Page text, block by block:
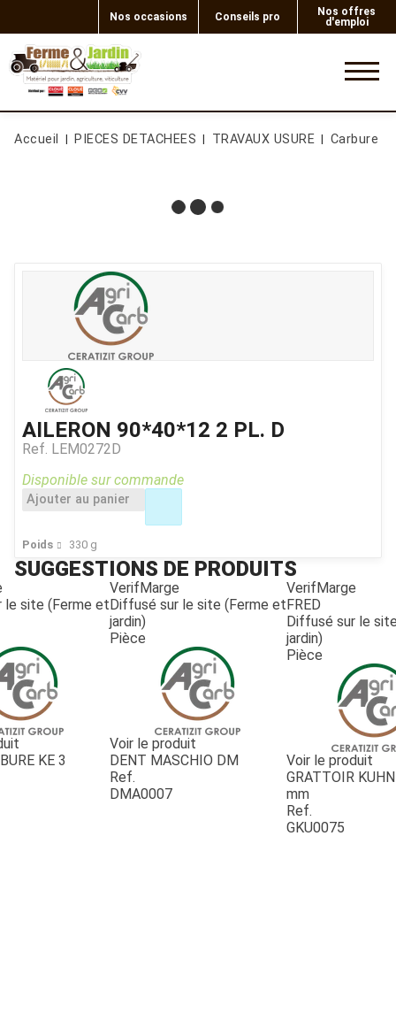
Nos occasions Conseils pro
Nos offres
d'emploi
Accueil PIECES DETACHEES TRAVAUX USURE Carbure
AILERON 90*40*12 2 PL. D
Ref. LEM0272D
Poids 330 g
Disponible sur commande
Ajouter au panier
SUGGESTIONS DE PRODUITS
le site (Ferme et
KE 3
VerifMarge
Diffusé sur le site (Ferme et
jardin)
Pièce
Voir le produit
DENT MASCHIO DM
Ref.
DMA0007
VerifMarge
FRED
Diffusé sur le
jardin)
Pièce
Voir le produit
GRATTOIR
mm
Ref.
GKU0075